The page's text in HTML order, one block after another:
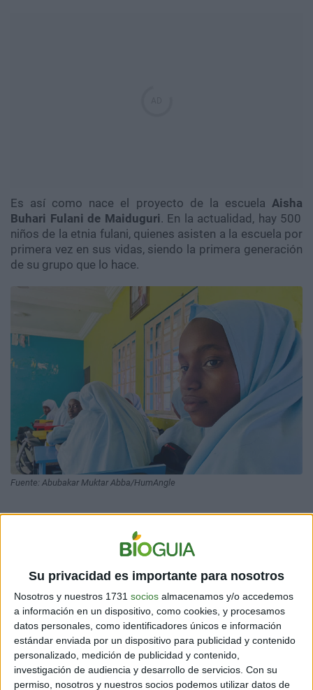
Su privacidad es importante para nosotros
Nosotros y nuestros 1731 socios almacenamos y/o accedemos
a información en un dispositivo, como cookies, y procesamos
datos personales, como identificadores únicos e información
estándar enviada por un dispositivo para publicidad y contenido
personalizado, medición de publicidad y contenido,
investigación de audiencia y desarrollo de servicios. Con su
permiso, nosotros y nuestros socios podemos utilizar datos de
Es así como nace el proyecto de la escuela Aisha
Buhari Fulani de Maiduguri. En la actualidad, hay 500
niños de la etnia fulani, quienes asisten a la escuela por
primera vez en sus vidas, siendo la primera generación
de su grupo que lo hace.
Fuente: Abubakar Muktar Abba/HumAngle
Forma parte de un proyecto en elestado de Borno, en
Nigeria
, donde se aspira terminar con el círculo de
pobreza de la gente de la región. De hecho, fue ideada
para atender a gente de la comunidad fulani, quienes
solían no tener una educación formal.